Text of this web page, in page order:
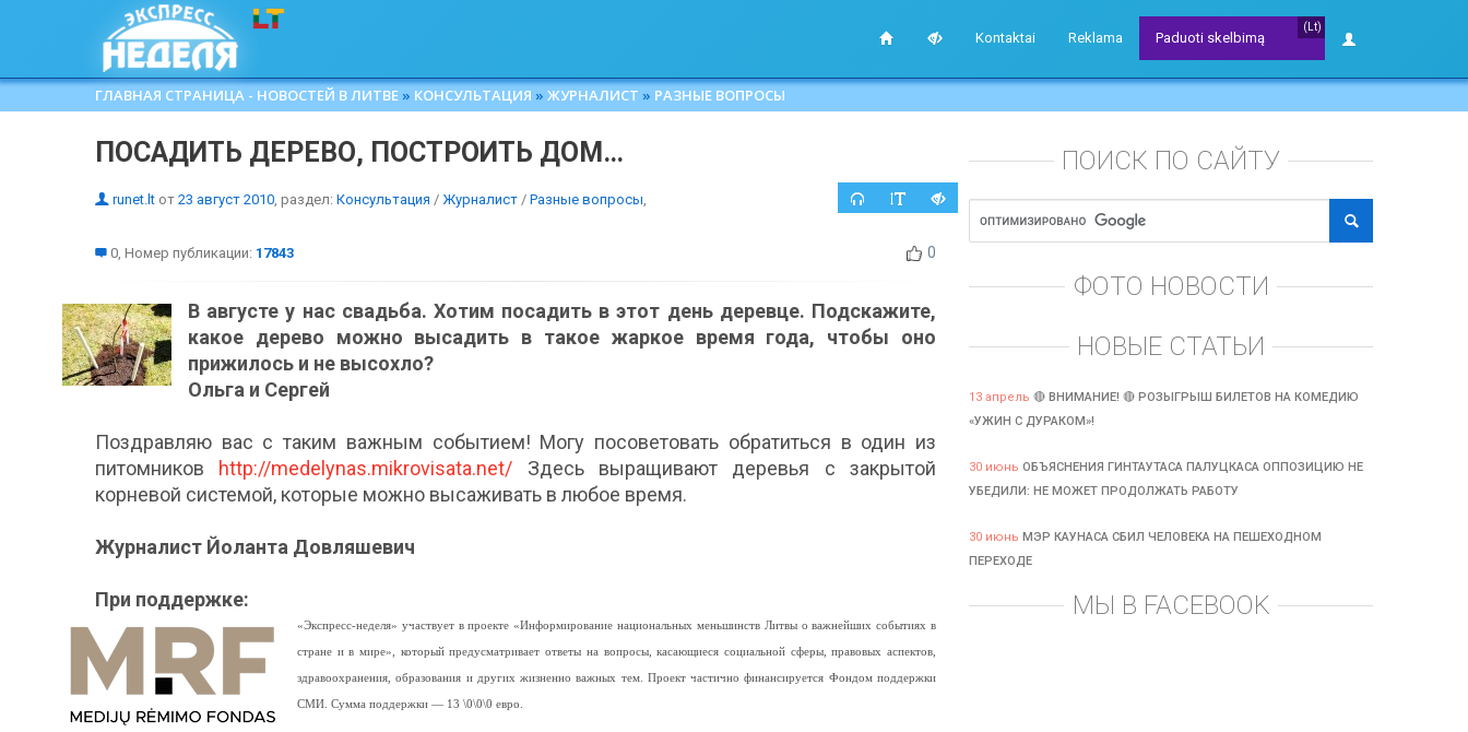
Kontaktai Reklama
(Lt)
Paduoti skelbimą
ГЛАВНАЯ СТРАНИЦА - НОВОСТЕЙ В ЛИТВЕ » КОНСУЛЬТАЦИЯ » ЖУРНАЛИСТ » РАЗНЫЕ ВОПРОСЫ
ПОСАДИТЬ ДЕРЕВО, ПОСТРОИТЬ ДОМ…
runet.lt от 23 август 2010, раздел: Консультация / Журналист / Разные вопросы,
0, Номер публикации: 17843 0
В августе у нас свадьба. Хотим посадить в этот день деревце. Подскажите,
какое дерево можно высадить в такое жаркое время года, чтобы оно
прижилось и не высохло?
Ольга и Сергей
Поздравляю вас с таким важным событием! Могу посоветовать обратиться в один из
питомников http://medelynas.mikrovisata.net/ Здесь выращивают деревья с закрытой
корневой системой, которые можно высаживать в любое время.
Журналист Йоланта Довляшевич
При поддержке:
«Экспресс-неделя» участвует в проекте «Информирование национальных меньшинств Литвы о важнейших событиях в
стране и в мире», который предусматривает ответы на вопросы, касающиеся социальной сферы, правовых аспектов,
здравоохранения, образования и других жизненно важных тем. Проект частично финансируется Фондом поддержки
СМИ. Сумма поддержки — 13 \0\0\0 евро.
ПОИСК ПО САЙТУ
ФОТО НОВОСТИ
НОВЫЕ СТАТЬИ
13 апрель 🔴 ВНИМАНИЕ! 🔴 РОЗЫГРЫШ БИЛЕТОВ НА КОМЕДИЮ
«УЖИН С ДУРАКОМ»!
30 июнь ОБЪЯСНЕНИЯ ГИНТАУТАСА ПАЛУЦКАСА ОППОЗИЦИЮ НЕ
УБЕДИЛИ: НЕ МОЖЕТ ПРОДОЛЖАТЬ РАБОТУ
30 июнь МЭР КАУНАСА СБИЛ ЧЕЛОВЕКА НА ПЕШЕХОДНОМ
ПЕРЕХОДЕ
МЫ В FACEBOOK